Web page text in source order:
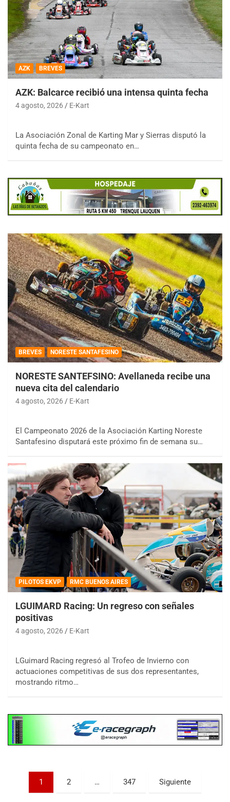
AZK BREVES
AZK: Balcarce recibió una intensa quinta fecha
4 agosto, 2026 E-Kart
La Asociación Zonal de Karting Mar y Sierras disputó la
quinta fecha de su campeonato en…
BREVES NORESTE SANTAFESINO
NORESTE SANTEFSINO: Avellaneda recibe una
nueva cita del calendario
4 agosto, 2026 E-Kart
El Campeonato 2026 de la Asociación Karting Noreste
Santafesino disputará este próximo fin de semana su…
PILOTOS EKVP RMC BUENOS AIRES
LGUIMARD Racing: Un regreso con señales
positivas
4 agosto, 2026 E-Kart
LGuimard Racing regresó al Trofeo de Invierno con
actuaciones competitivas de sus dos representantes,
mostrando ritmo…
Paginación
1 2 … 347 Siguiente
COBERTURA ESPECIAL DE E-KART.COM.AR
08/09-AGO
IAME SERIES ARGENTINA 6
Ramiro Tot (Asfalto)
KDO - F6
Ciudad de Trenque Lauquen (Asfalto)
Trenque Lauquen (Buenos Aires)
Villaguay (Entre Ríos)